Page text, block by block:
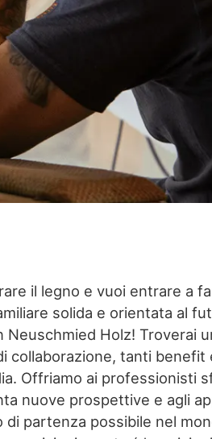
il legno e vuoi entrare a
solida e orientata al
Neuschmied Holz! Troverai
collaborazione, tanti benefit
Offriamo ai professionisti
nuove prospettive e agli
di partenza possibile nel